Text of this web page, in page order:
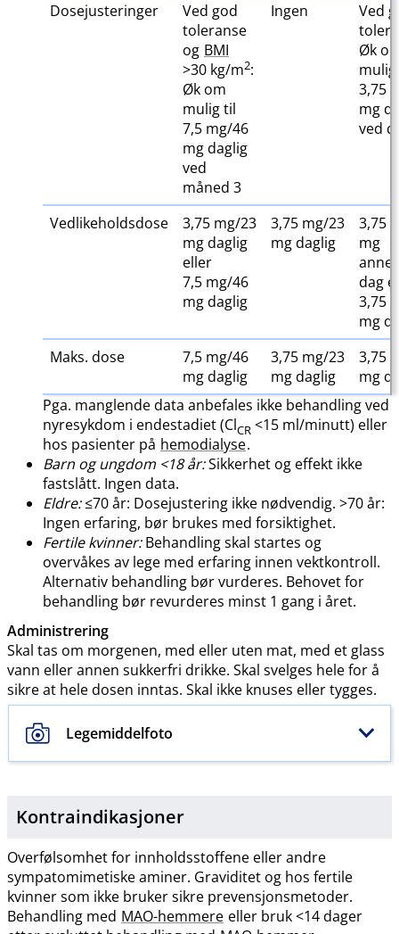
Dosejusteringer
Ved god
toleranse
og BMI
>30 kg​/​m2:
Øk om
mulig til
7,5 mg/46
mg daglig
ved
måned 3
Ingen
Ved
Øk
3,75
mg
ved
Vedlikeholdsdose
3,75 mg/23
mg daglig
eller
7,5 mg/46
mg daglig
3,75 mg/23
mg daglig
3,75
mg
dag
3,75
mg
Maks. dose
7,5 mg/46
mg daglig
3,75 mg/23
mg daglig
3,75
mg
Pga. manglende data anbefales ikke behandling ved
nyresykdom i endestadiet (ClCR <15 ml/minutt) eller
hos pasienter på hemodialyse.
Barn og ungdom <18 år:Sikkerhet og effekt ikke
fastslått. Ingen data.
Eldre:≤70 år: Dosejustering ikke nødvendig. >70 år:
Ingen erfaring, bør brukes med forsiktighet.
Fertile kvinner:Behandling skal startes og
overvåkes av lege med erfaring innen vektkontroll.
Alternativ behandling bør vurderes. Behovet for
behandling bør revurderes minst 1 gang i året.
Administrering
Skal tas om morgenen, med eller uten mat, med et glass
vann eller annen sukkerfri drikke. Skal svelges hele for å
sikre at hele dosen inntas. Skal ikke knuses eller tygges.
Legemiddelfoto
Kontraindikasjoner
Overfølsomhet for innholdsstoffene eller andre
sympatomimetiske aminer. Graviditet og hos fertile
kvinner som ikke bruker sikre prevensjonsmetoder.
Behandling med MAO-hemmere eller bruk <14 dager